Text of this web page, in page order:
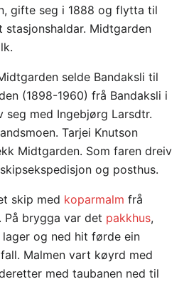
gifte seg i 1888 og flytta til
stasjonshaldar. Midtgarden
selde Bandaksli til
(1898-1960) frå Bandaksli i
seg med Ingebjørg Larsdtr.
Tarjei Knutson
Midtgarden. Som faren dreiv
og posthus.
skip med koparmalm frå
. På brygga var det pakkhus,
og ned hit førde ein
Malmen vart køyrd med
med taubanen ned til